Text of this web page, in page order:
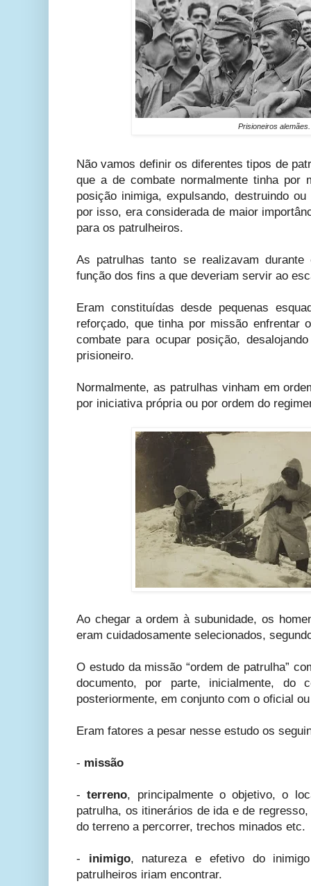
Prisioneiros alemães.
Não vamos definir os diferentes tipos de
que a de combate normalmente tinha por
posição inimiga, expulsando, destruindo
por isso, era considerada de maior
para os patrulheiros.
As patrulhas tanto se realizavam
função dos fins a que deveriam servir ao
Eram constituídas desde pequenas
reforçado, que tinha por missão enfrentar
combate para ocupar posição,
prisioneiro.
Normalmente, as patrulhas vinham em
por iniciativa própria ou por ordem do
Ao chegar a ordem à subunidade, os
eram cuidadosamente selecionados,
O estudo da missão “ordem de patrulha”
documento, por parte, inicialmente, do
posteriormente, em conjunto com o oficial
Eram fatores a pesar nesse estudo os
- missão
-terreno, principalmente o objetivo, o
patrulha, os itinerários de ida e de
do terreno a percorrer, trechos minados etc.
- inimigo, natureza e efetivo do
patrulheiros iriam encontrar.